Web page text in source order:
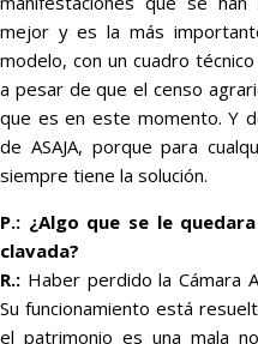
mejor y es la más
modelo, con un cuadro
a pesar de que el censo
que es en este momento. Y
de ASAJA, porque para
siempre tiene la solución.
P.: ¿Algo que se le
clavada?
R.: Haber perdido la Cámara
Su funcionamiento está
el patrimonio es una mala